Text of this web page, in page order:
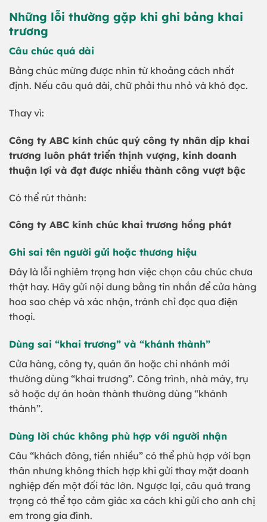
Những lỗi thường gặp khi ghi bảng khai
trương
Câu chúc quá dài
Bảng chúc mừng được nhìn từ khoảng cách nhất
định. Nếu câu quá dài, chữ phải thu nhỏ và khó đọc.
Thay vì:
Công ty ABC kính chúc quý công ty nhân dịp khai
trương luôn phát triển thịnh vượng, kinh doanh
thuận lợi và đạt được nhiều thành công vượt bậc
Có thể rút thành:
Công ty ABC kính chúc khai trương hồng phát
Ghi sai tên người gửi hoặc thương hiệu
Đây là lỗi nghiêm trọng hơn việc chọn câu chúc chưa
thật hay. Hãy gửi nội dung bằng tin nhắn để cửa hàng
hoa sao chép và xác nhận, tránh chỉ đọc qua điện
thoại.
Dùng sai “khai trương” và “khánh thành”
Cửa hàng, công ty, quán ăn hoặc chi nhánh mới
thường dùng “khai trương”. Công trình, nhà máy, trụ
sở hoặc dự án hoàn thành thường dùng “khánh
thành”.
Dùng lời chúc không phù hợp với người nhận
Câu “khách đông, tiền nhiều” có thể phù hợp với bạn
thân nhưng không thích hợp khi gửi thay mặt doanh
nghiệp đến một đối tác lớn. Ngược lại, câu quá trang
trọng có thể tạo cảm giác xa cách khi gửi cho anh chị
em trong gia đình.